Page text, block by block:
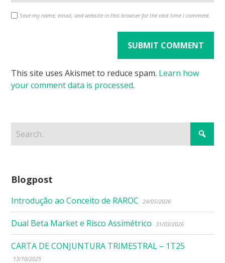
Save my name, email, and website in this browser for the next time I comment.
This site uses Akismet to reduce spam. Learn how
your comment data is processed.
Blogpost
Introdução ao Conceito de RAROC 24/05/2026
Dual Beta Market e Risco Assimétrico 31/03/2026
CARTA DE CONJUNTURA TRIMESTRAL – 1T25
13/10/2025